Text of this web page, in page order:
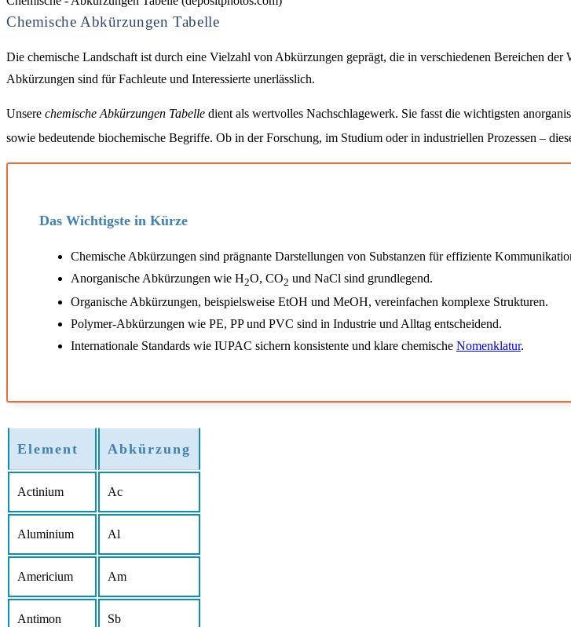
Chemische Abkürzungen Tabelle
Die chemische Landschaft ist durch eine Vielzahl von Abkürzungen geprägt, die in verschiedenen Bereichen der
Abkürzungen sind für Fachleute und Interessierte unerlässlich.
Unsere chemische Abkürzungen Tabelle dient als wertvolles Nachschlagewerk. Sie fasst die wichtigsten
sowie bedeutende biochemische Begriffe. Ob in der Forschung, im Studium oder in industriellen Prozessen –
Das Wichtigste in Kürze
Chemische Abkürzungen sind prägnante Darstellungen von Substanzen für effiziente
Anorganische Abkürzungen wie H2O, CO2 und NaCl sind grundlegend.
Organische Abkürzungen, beispielsweise EtOH und MeOH, vereinfachen komplexe Strukturen.
Polymer-Abkürzungen wie PE, PP und PVC sind in Industrie und Alltag entscheidend.
Internationale Standards wie IUPAC sichern konsistente und klare chemische Nomenklatur.
Element Abkürzung
Actinium Ac
Aluminium Al
Americium Am
Antimon Sb